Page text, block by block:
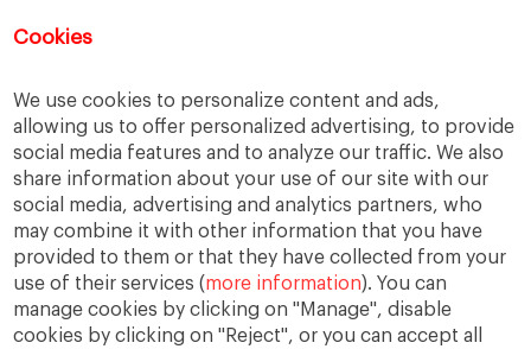
Cookies
We use cookies to personalize content and ads,
allowing us to offer personalized advertising, to provide
social media features and to analyze our traffic. We also
share information about your use of our site with our
social media, advertising and analytics partners, who
may combine it with other information that you have
provided to them or that they have collected from your
use of their services (more information). You can
manage cookies by clicking on "Manage", disable
cookies by clicking on "Reject", or you can accept all
Responsabilidad social RSC RSE
Sindicatos Sistema financiero Sociedad
Sostenibilidad Trabajo Valores Virtudes
Ética Ética de la empresa